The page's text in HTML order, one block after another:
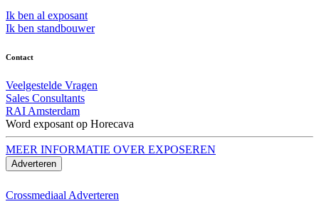
Ik ben al exposant
Ik ben standbouwer
Contact
Veelgestelde Vragen
Sales Consultants
RAI Amsterdam
Word exposant op Horecava
MEER INFORMATIE OVER EXPOSEREN
Adverteren
Crossmediaal Adverteren